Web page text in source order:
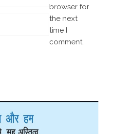
browser for
the next
time I
comment.